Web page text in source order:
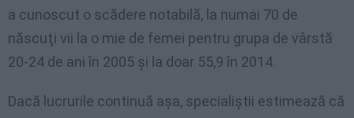
a cunoscut o scădere notabilă, la numai 70 de
născuţi vii la o mie de femei pentru grupa de vârstă
20-24 de ani în 2005 şi la doar 55,9 în 2014.
Dacă lucrurile continuă aşa, specialiştii estimează că